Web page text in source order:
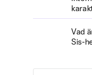
Vad
Sis-